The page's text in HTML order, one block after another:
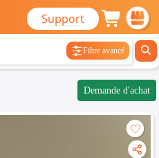
Support
Filtre avancé
Demande d'achat